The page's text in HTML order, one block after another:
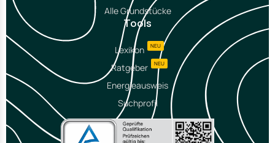
Alle Grundstücke
Tools
Lexikon NEU
Ratgeber NEU
Energieausweis
Suchprofil